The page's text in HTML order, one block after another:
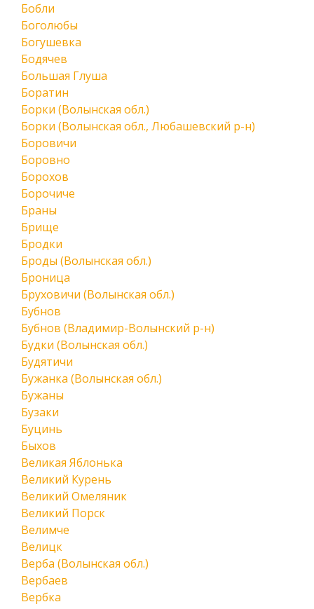
Бобли
Боголюбы
Богушевка
Бодячев
Большая Глуша
Боратин
Борки (Волынская обл.)
Борки (Волынская обл., Любашевский р-н)
Боровичи
Боровно
Борохов
Борочиче
Браны
Брище
Бродки
Броды (Волынская обл.)
Броница
Бруховичи (Волынская обл.)
Бубнов
Бубнов (Владимир-Волынский р-н)
Будки (Волынская обл.)
Будятичи
Бужанка (Волынская обл.)
Бужаны
Бузаки
Буцинь
Быхов
Великая Яблонька
Великий Курень
Великий Омеляник
Великий Порск
Велимче
Велицк
Верба (Волынская обл.)
Вербаев
Вербка